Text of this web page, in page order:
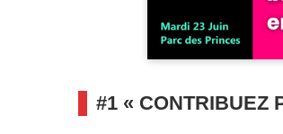
#1 « CONTRIBUEZ